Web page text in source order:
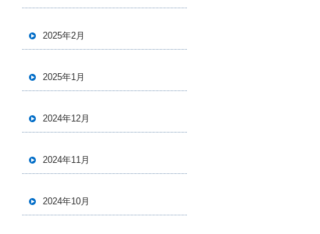
2025年2月
2025年1月
2024年12月
2024年11月
2024年10月